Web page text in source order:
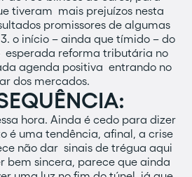
tiveram mais prejuízos nesta
promissores de algumas
o início – ainda que tímido – do
reforma tributária no
agenda positiva entrando no
dos mercados.
hora. Ainda é cedo para dizer
é uma tendência, afinal, a crise
não dar sinais de trégua aqui
bem sincera, parece que ainda